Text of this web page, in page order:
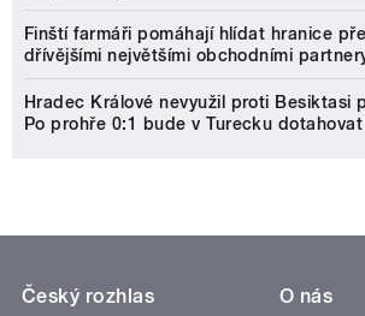
Finští farmáři pomáhají hlídat hranice
dřívějšími největšími obchodními
Hradec Králové nevyužil proti Besiktasi
Po prohře 0:1 bude v Turecku dotahovat
Český rozhlas
O nás